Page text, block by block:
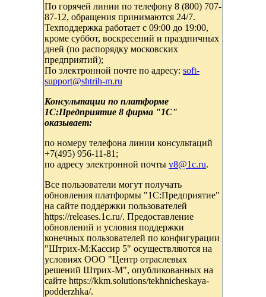
По горячей линии по телефону 8 (800) 707-
87-12, обращения принимаются 24/7.
Техподдержка работает с 09:00 до 19:00,
кроме суббот, воскресений и праздничных
дней (по распорядку московских
предприятий);
По электронной почте по адресу: soft-
support@shtrih-m.ru
Консультации по платформе
1С:Предприятие 8 фирма "1С"
оказывает:
по номеру телефона линии консультаций
+7(495) 956-11-81;
по адресу электронной почты v8@1c.ru.
Все пользователи могут получать
обновления платформы "1С:Предприятие"
на сайте поддержки пользователей
https://releases.1c.ru/. Предоставление
обновлений и условия поддержки
конечных пользователей по конфигурации
"Штрих-М:Кассир 5" осуществляются на
условиях ООО "Центр отраслевых
решений Штрих-М", опубликованных на
сайте https://kkm.solutions/tekhnicheskaya-
podderzhka/.